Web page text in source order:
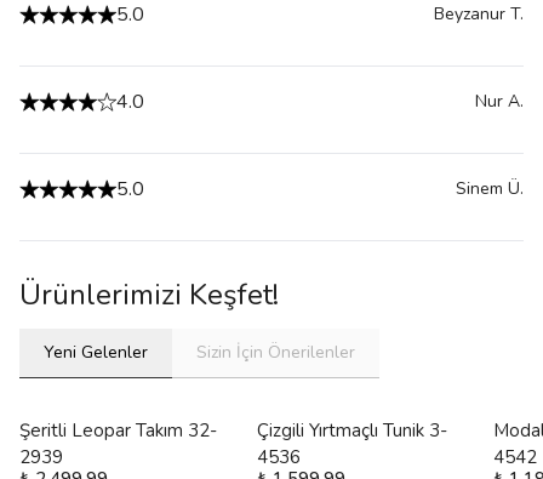
5.0 Beyzanur T.
4.0 Nur A.
5.0 Sinem Ü.
Ürünlerimizi Keşfet!
Yeni Gelenler Sizin İçin Önerilenler
Şeritli Leopar Takım 32-
2939
Çizgili Yırtmaçlı Tunik 3-
4536
4542